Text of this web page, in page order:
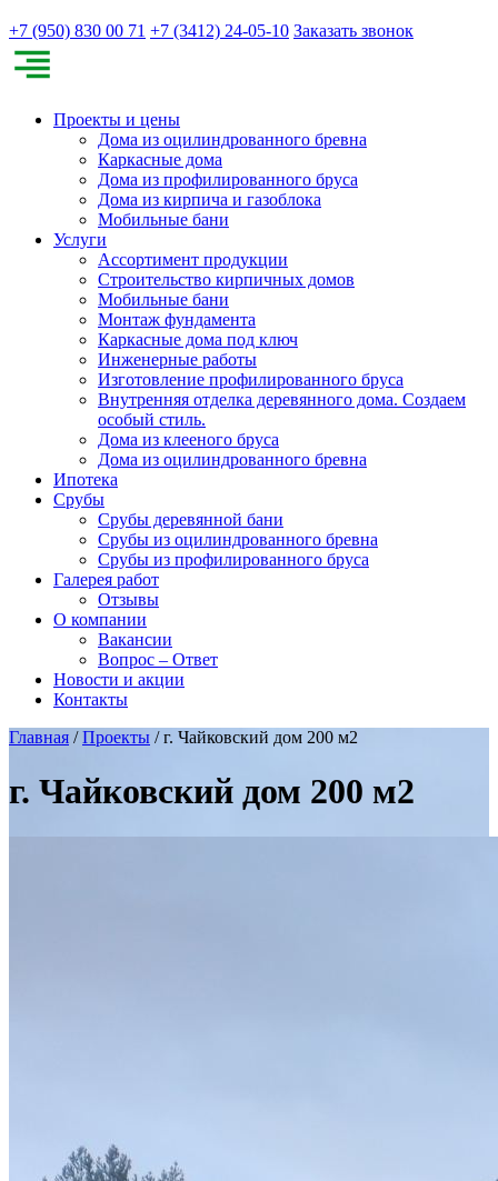
+7 (950) 830 00 71 +7 (3412) 24-05-10 Заказать звонок
Проекты и цены
Дома из оцилиндрованного бревна
Каркасные дома
Дома из профилированного бруса
Дома из кирпича и газоблока
Мобильные бани
Услуги
Ассортимент продукции
Строительство кирпичных домов
Мобильные бани
Монтаж фундамента
Каркасные дома под ключ
Инженерные работы
Изготовление профилированного бруса
Внутренняя отделка деревянного дома. Создаем
особый стиль.
Дома из клееного бруса
Дома из оцилиндрованного бревна
Ипотека
Срубы
Срубы деревянной бани
Срубы из оцилиндрованного бревна
Срубы из профилированного бруса
Галерея работ
Отзывы
О компании
Вакансии
Вопрос – Ответ
Новости и акции
Контакты
Главная / Проекты / г. Чайковский дом 200 м2
г. Чайковский дом 200 м2